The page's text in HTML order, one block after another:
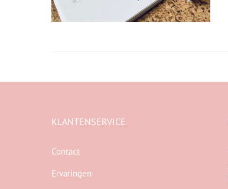
KLANTENSERVICE
Contact
Ervaringen